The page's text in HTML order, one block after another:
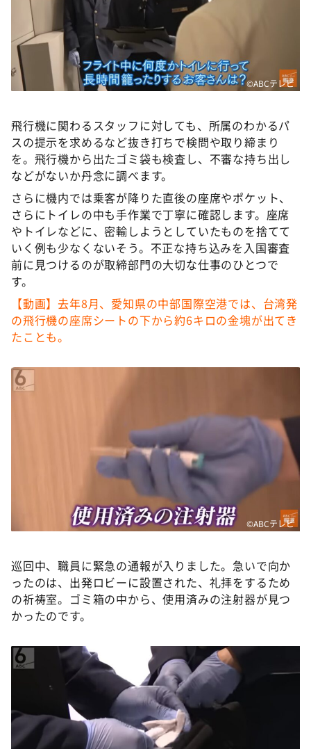
©️ABCテレビ
飛行機に関わるスタッフに対しても、所属のわかるパ
スの提示を求めるなど抜き打ちで検問や取り締まり
を。飛行機から出たゴミ袋も検査し、不審な持ち出し
などがないか丹念に調べます。
さらに機内では乗客が降りた直後の座席やポケット、
さらにトイレの中も手作業で丁寧に確認します。座席
やトイレなどに、密輸しようとしていたものを捨てて
いく例も少なくないそう。不正な持ち込みを入国審査
前に見つけるのが取締部門の大切な仕事のひとつで
す。
【動画】去年8月、愛知県の中部国際空港では、台湾発
の飛行機の座席シートの下から約6キロの金塊が出てき
たことも。
©️ABCテレビ
巡回中、職員に緊急の通報が入りました。急いで向か
ったのは、出発ロビーに設置された、礼拝をするため
の祈祷室。ゴミ箱の中から、使用済みの注射器が見つ
かったのです。